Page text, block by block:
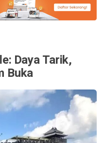
Daya Tarik,
Buka